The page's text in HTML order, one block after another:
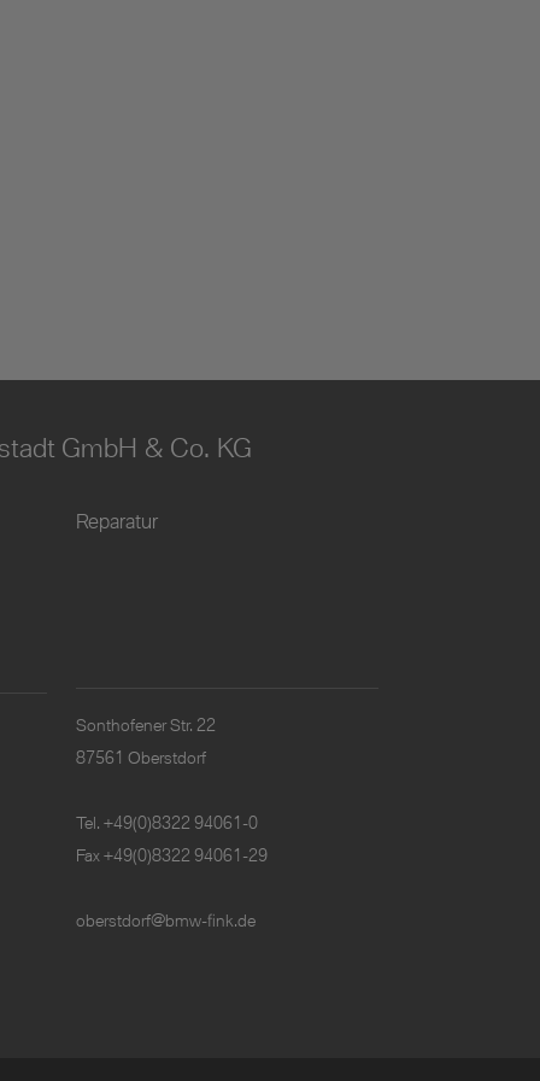
GmbH & Co. KG
Reparatur
Sonthofener Str. 22
87561 Oberstdorf
Tel. +49(0)8322 94061-0
Fax +49(0)8322 94061-29
oberstdorf@bmw-fink.de